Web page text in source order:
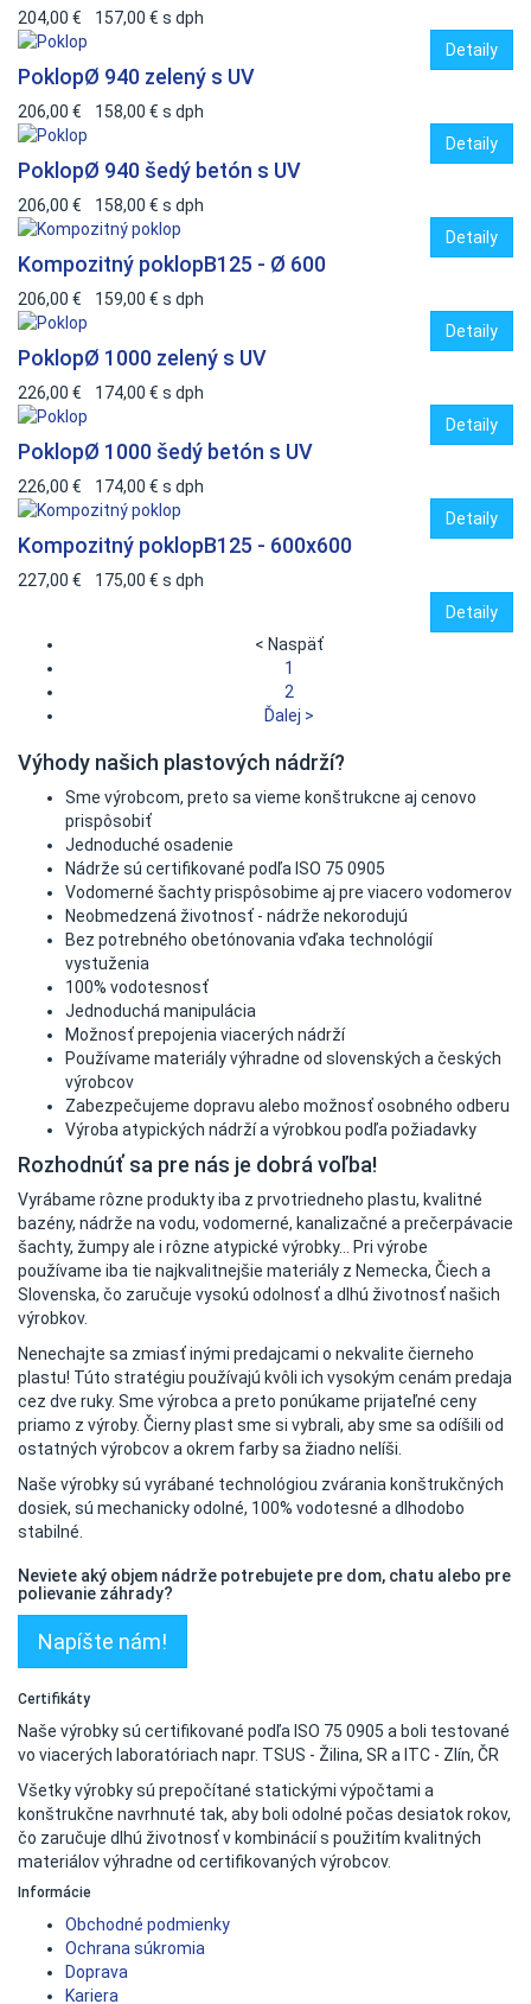
204,00 € 157,00 € s dph
Detaily
PoklopØ 940 zelený s UV
206,00 € 158,00 € s dph
Detaily
PoklopØ 940 šedý betón s UV
206,00 € 158,00 € s dph
Detaily
Kompozitný poklopB125 - Ø 600
206,00 € 159,00 € s dph
Detaily
PoklopØ 1000 zelený s UV
226,00 € 174,00 € s dph
Detaily
PoklopØ 1000 šedý betón s UV
226,00 € 174,00 € s dph
Detaily
Kompozitný poklopB125 - 600x600
227,00 € 175,00 € s dph
Detaily
< Naspäť
1
2
Ďalej >
Výhody našich plastových nádrží?
Sme výrobcom, preto sa vieme konštrukcne aj cenovo
prispôsobiť
Jednoduché osadenie
Nádrže sú certifikované podľa ISO 75 0905
Vodomerné šachty prispôsobime aj pre viacero vodomerov
Neobmedzená životnosť - nádrže nekorodujú
Bez potrebného obetónovania vďaka technológií
vystuženia
100% vodotesnosť
Jednoduchá manipulácia
Možnosť prepojenia viacerých nádrží
Používame materiály výhradne od slovenských a českých
výrobcov
Zabezpečujeme dopravu alebo možnosť osobného odberu
Výroba atypických nádrží a výrobkou podľa požiadavky
Rozhodnúť sa pre nás je dobrá voľba!
Vyrábame rôzne produkty iba z prvotriedneho plastu, kvalitné
bazény, nádrže na vodu, vodomerné, kanalizačné a prečerpávacie
šachty, žumpy ale i rôzne atypické výrobky... Pri výrobe
používame iba tie najkvalitnejšie materiály z Nemecka, Čiech a
Slovenska, čo zaručuje vysokú odolnosť a dlhú životnosť našich
výrobkov.
Nenechajte sa zmiasť inými predajcami o nekvalite čierneho
plastu! Túto stratégiu používajú kvôli ich vysokým cenám predaja
cez dve ruky. Sme výrobca a preto ponúkame prijateľné ceny
priamo z výroby. Čierny plast sme si vybrali, aby sme sa odíšili od
ostatných výrobcov a okrem farby sa žiadno nelíši.
Naše výrobky sú vyrábané technológiou zvárania konštrukčných
dosiek, sú mechanicky odolné, 100% vodotesné a dlhodobo
stabilné.
Neviete aký objem nádrže potrebujete pre dom, chatu alebo pre
polievanie záhrady?
Napíšte nám!
Certifikáty
Naše výrobky sú certifikované podľa ISO 75 0905 a boli testované
vo viacerých laboratóriach napr. TSUS - Žilina, SR a ITC - Zlín, ČR
Všetky výrobky sú prepočítané statickými výpočtami a
konštrukčne navrhnuté tak, aby boli odolné počas desiatok rokov,
čo zaručuje dlhú životnosť v kombinácií s použitím kvalitných
materiálov výhradne od certifikovaných výrobcov.
Informácie
Obchodné podmienky
Ochrana súkromia
Doprava
Kariera